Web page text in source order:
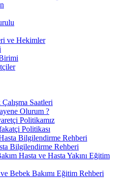
ve Hekimler
Saatleri
Olurum ?
Politikamız
Politikası
Bilgilendirme Rehberi
Bilgilendirme Rehberi
Hasta ve Hasta Yakını Eğitim
Bebek Bakımı Eğitim Rehberi